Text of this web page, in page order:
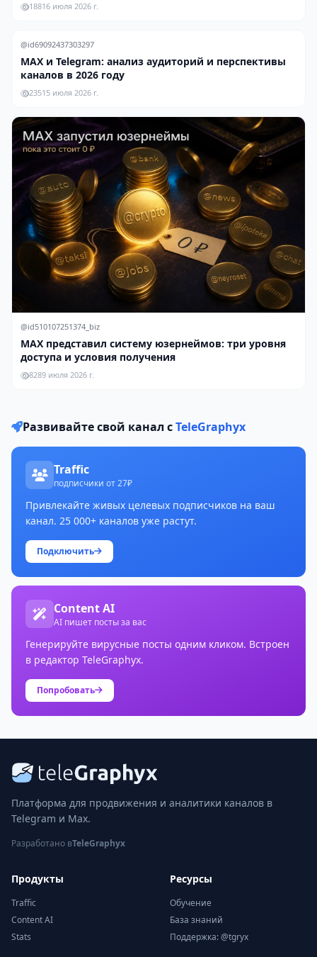
18816 июля 2026 г.
@id69092437303297
MAX и Telegram: анализ аудиторий и перспективы
каналов в 2026 году
23515 июля 2026 г.
@id510107251374_biz
MAX представил систему юзернеймов: три уровня
доступа и условия получения
8289 июля 2026 г.
Развивайте свой канал сTeleGraphyx
Traffic
подписчики от 27₽
Привлекайте живых целевых подписчиков на ваш
канал. 25 000+ каналов уже растут.
Подключить
Content AI
AI пишет посты за вас
Генерируйте вирусные посты одним кликом. Встроен
в редактор TeleGraphyx.
Попробовать
Платформа для продвижения и аналитики каналов в
Telegram и Max.
Разработано вTeleGraphyx
Продукты
Traffic
Content AI
Stats
Ресурсы
Обучение
База знаний
Поддержка: @tgryx